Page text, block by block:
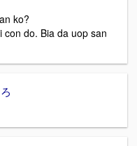
ko?
con do. Bia da uop san